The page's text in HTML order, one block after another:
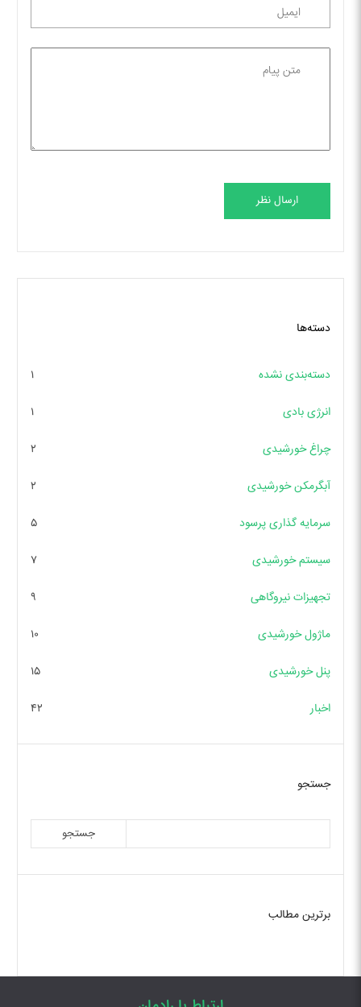
ارسال نظر
دسته‌ها
دسته‌بندی نشده ۱
انرژی بادی ۱
چراغ خورشیدی ۲
آبگرمکن خورشیدی ۲
سرمایه گذاری پرسود ۵
سیستم خورشیدی ۷
تجهیزات نیروگاهی ۹
ماژول خورشیدی ۱۰
پنل خورشیدی ۱۵
اخبار ۴۲
جستجو
جستجو
برترین مطالب